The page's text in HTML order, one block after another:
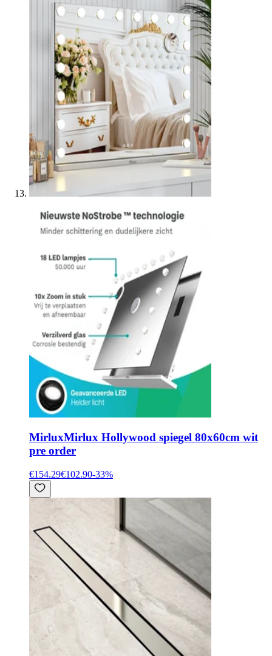
MirluxMirlux Hollywood spiegel 80x60cm wit
pre order
€154.29€102.90-33%